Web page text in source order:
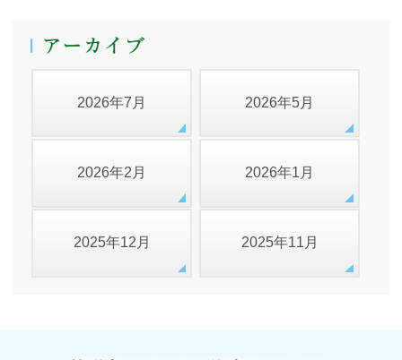
2026年7月 2026年5月
2026年2月 2026年1月
2025年12月 2025年11月